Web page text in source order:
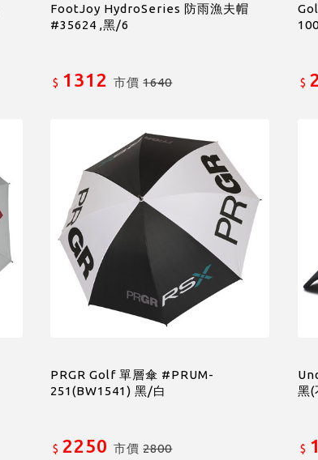
FootJoy HydroSeries 防雨漁夫帽
#35624 ,黑/6
$ 1312 市價1640 $
PRGR Golf 單層傘 #PRUM-
251(BW1541) 黑/白
$ 2250 市價2800
黑(
$